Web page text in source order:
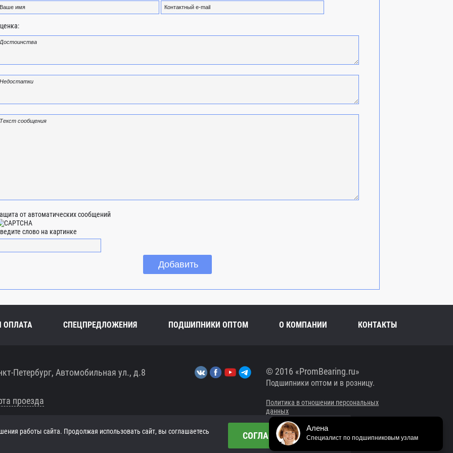
от автоматических сообщений
слово на картинке
ОПЛАТА СПЕЦПРЕДЛОЖЕНИЯ ПОДШИПНИКИ ОПТОМ О КОМПАНИИ КОНТАКТЫ
Петербург, Автомобильная ул., д.8
проезда
8:00-17:30, ПТ 8:00-17:00
© 2016 «PromBearing.ru»
Подшипники оптом и в розницу.
Политика в отношении персональных
данных
Сайт разработан в
работы сайта. Продолжая использовать сайт, вы соглашаетесь СОГЛАСЕН/СОГЛАСНА
Алена
Специалист по подшипниковым узлам